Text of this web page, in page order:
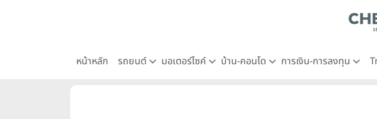
หน้าหลัก รถยนต์ มอเตอร์ไซค์ บ้าน-คอนโด การเงิน-การลงทุน